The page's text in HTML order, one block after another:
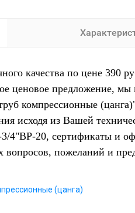
качества по цене 390
ценовое предложение,
компрессионные
исходя из Вашей
20, сертификаты и
пожеланий и
(цанга)